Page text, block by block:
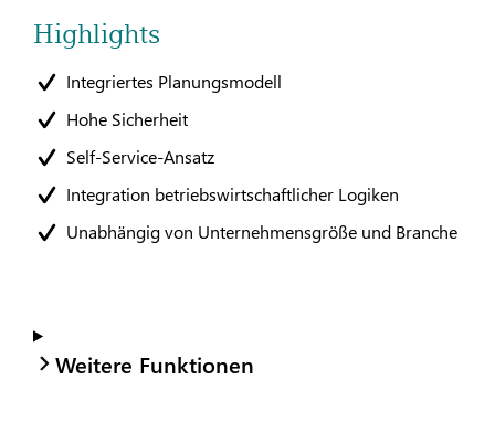
Highlights
Integriertes Planungsmodell
Hohe Sicherheit
Self-Service-Ansatz
Integration betriebswirtschaftlicher Logiken
Unabhängig von Unternehmensgröße und Branche
Weitere Funktionen